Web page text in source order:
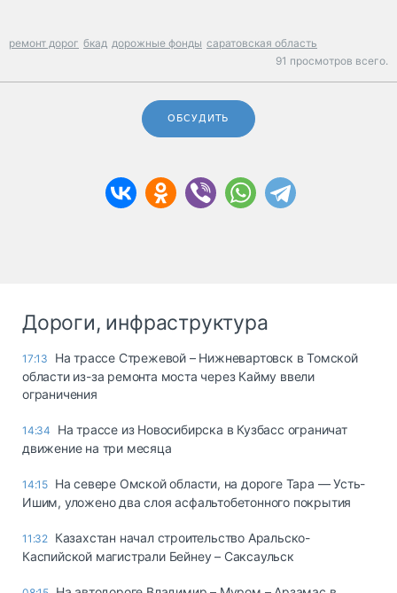
ремонт дорог бкад дорожные фонды саратовская область
91 просмотров всего.
ОБСУДИТЬ
Дороги, инфраструктура
17:13
На трассе Стрежевой – Нижневартовск в Томской
области из-за ремонта моста через Кайму ввели
ограничения
14:34
На трассе из Новосибирска в Кузбасс ограничат
движение на три месяца
14:15 На севере Омской области, на дороге Тара — Усть-
Ишим, уложено два слоя асфальтобетонного покрытия
11:32 Казахстан начал строительство Аральско-
Каспийской магистрали Бейнеу – Саксаульск